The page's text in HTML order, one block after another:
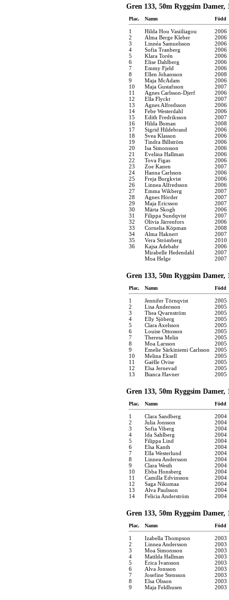
Gren 133, 50m Ryggsim Damer,
Plac. Namn Född
1 Hilda Hou Vasiiliagou
2006
2
Alma Berge Kleber
2006
3
Linnéa Samuelsson
2006
4
Sofia Tranberg
2006
5
Klara Torén
2006
6
Elise Dahlberg
2006
7
Emmy Fjeld
2006
8
Ellen Johansson
2008
9
Maja McAdam
2006
10
Maja Gustafsson
2007
11
Agnes Carlsson-Djerf
2006
12
Ella Flyckt
2007
13
Agnes Alfredsson
2006
14
Febe Westerdahl
2006
15
Edith Fredriksson
2007
16
Hilda Boman
2008
17
Sigrid Hildebrand
2006
18
Svea Klasson
2006
19
Tindra Billström
2006
20
Isa Simonsson
2006
21
Evelina Hallman
2006
22
Tova Figas
2006
23
Zoe Kanen
2007
24
Hanna Carlsson
2006
25
Freja Borgkvist
2006
26
Linnea Alfredsson
2006
27
Emma Wikberg
2007
28
Agnes Hörder
2007
29
Maja Ericsson
2007
30
Märta Skogh
2006
31
Filippa Sundqvist
2007
32
Olivia Järrenfors
2006
33
Cornelia Köpman
2008
34
Alma Haknert
2007
35
Vera Strömberg
2010
36
Kajsa Adebahr
2006
Mirabelle Hedendahl
2007
Moa Helge
2007
Gren 133, 50m Ryggsim Damer,
Plac. Namn Född
1 Jennifer Törnqvist
2005
2
Lisa Andersson
2005
3
Thea Qvarnström
2005
4
Elly Sjöberg
2005
5
Clara Axelsson
2005
6
Louise Ottosson
2005
7
Theresa Melin
2005
8
Moa Larsson
2005
9
Emelie Särkiniemi Carlsson
2005
10
Melina Eksell
2005
11
Gaëlle Ovise
2005
12
Elsa Jernevad
2005
13
Bianca Havner 2005
Gren 133, 50m Ryggsim Damer,
Plac. Namn Född
1 Clara Sandberg
2004
2
Julia Jonsson
2004
3
Sofia Viberg
2004
4
Ida Sahlberg
2004
5
Filippa Lind
2004
6
Elsa Kanth
2004
7
Ella Westerlund
2004
8
Linnea Andersson
2004
9
Clara Westh
2004
10
Ebba Honsberg
2004
11
Camilla Edvinsson
2004
12
Saga Nikumaa
2004
13
Alva Paulsson
2004
14
Felicia Anderström 2004
Gren 133, 50m Ryggsim Damer,
Plac. Namn Född
1 Izabella Thompson
2003
2
Linnea Andersson
2003
3
Moa Simonsson
2003
4
Matilda Hallman
2003
5
Erica Ivansson
2003
6
Alva Jonsson
2003
7
Josefine Stensson
2003
8
Elsa Olsson
2003
9
Maja Feldhusen 2003